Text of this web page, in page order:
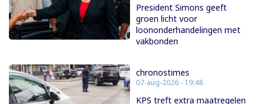
President Simons geeft
groen licht voor
loononderhandelingen met
vakbonden
chronostimes
07-aug-2026 - 19:48
KPS treft extra maatregelen